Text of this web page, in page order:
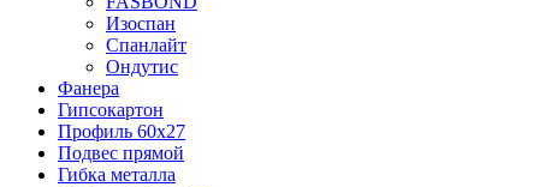
Изоспан
Спанлайт
Ондутис
Фанера
Гипсокартон
Профиль 60х27
Подвес прямой
Гибка металла